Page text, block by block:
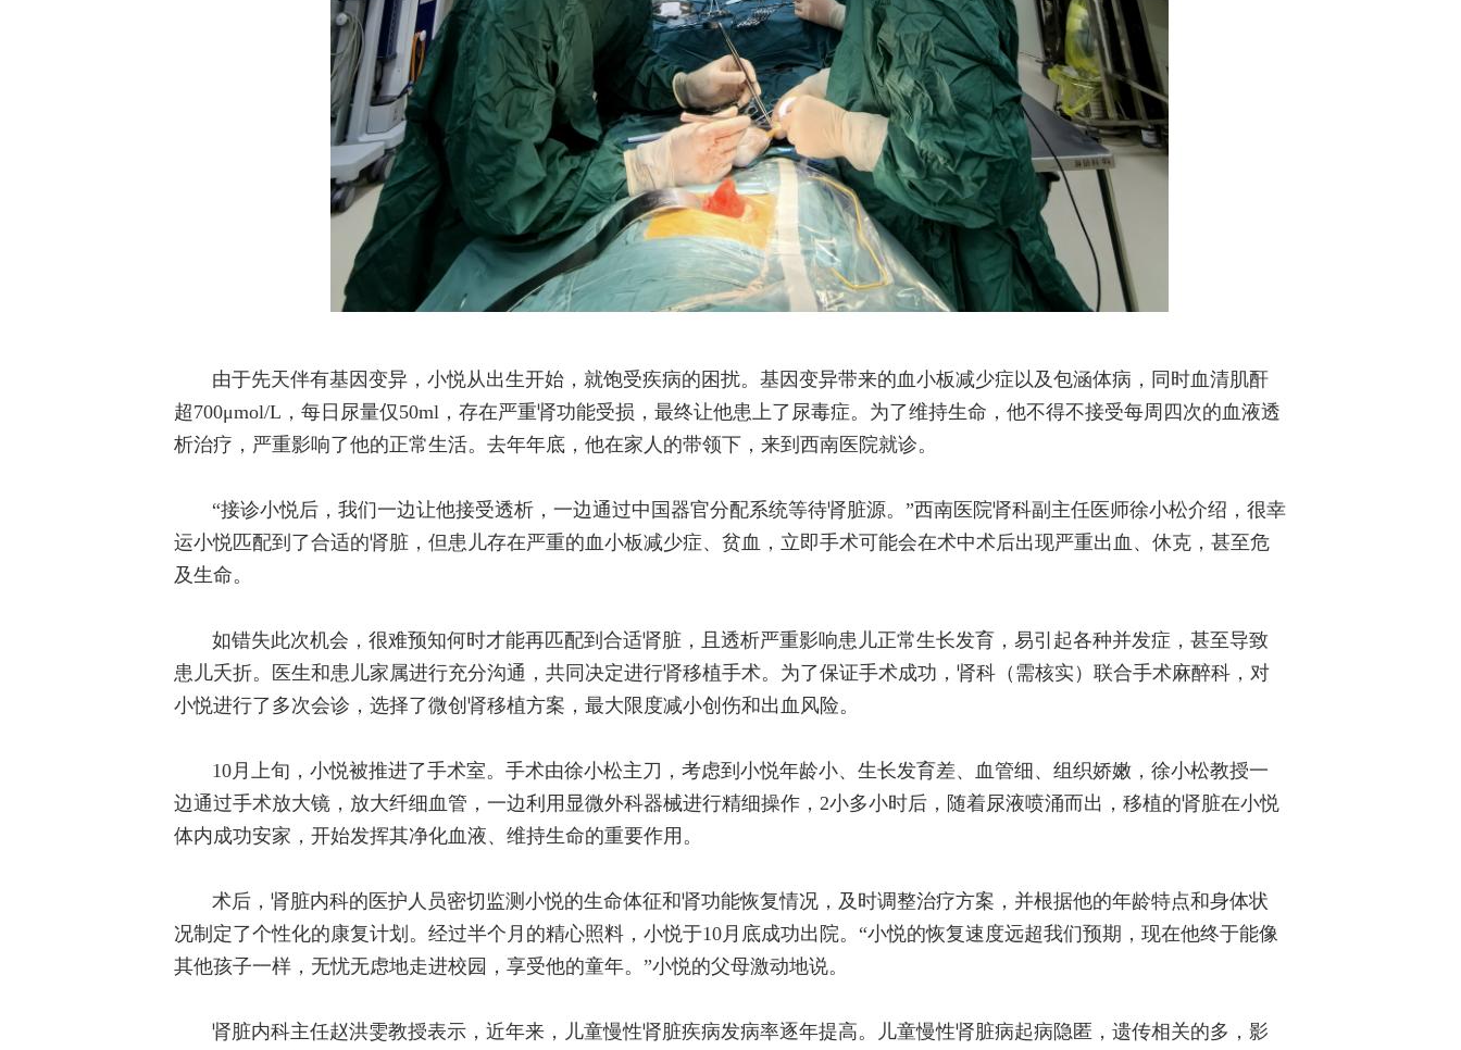
由于先天伴有基因变异，小悦从出生开始，就饱受疾病的困扰。基因变异带来的血小板减少症以及包涵体病，同时血清肌酐
超700μmol/L，每日尿量仅50ml，存在严重肾功能受损，最终让他患上了尿毒症。为了维持生命，他不得不接受每周四次的血液透
析治疗，严重影响了他的正常生活。去年年底，他在家人的带领下，来到西南医院就诊。
“接诊小悦后，我们一边让他接受透析，一边通过中国器官分配系统等待肾脏源。”西南医院肾科副主任医师徐小松介绍，很幸
运小悦匹配到了合适的肾脏，但患儿存在严重的血小板减少症、贫血，立即手术可能会在术中术后出现严重出血、休克，甚至危
及生命。
如错失此次机会，很难预知何时才能再匹配到合适肾脏，且透析严重影响患儿正常生长发育，易引起各种并发症，甚至导致
患儿夭折。医生和患儿家属进行充分沟通，共同决定进行肾移植手术。为了保证手术成功，肾科（需核实）联合手术麻醉科，对
小悦进行了多次会诊，选择了微创肾移植方案，最大限度减小创伤和出血风险。
10月上旬，小悦被推进了手术室。手术由徐小松主刀，考虑到小悦年龄小、生长发育差、血管细、组织娇嫩，徐小松教授一
边通过手术放大镜，放大纤细血管，一边利用显微外科器械进行精细操作，2小多小时后，随着尿液喷涌而出，移植的肾脏在小悦
体内成功安家，开始发挥其净化血液、维持生命的重要作用。
术后，肾脏内科的医护人员密切监测小悦的生命体征和肾功能恢复情况，及时调整治疗方案，并根据他的年龄特点和身体状
况制定了个性化的康复计划。经过半个月的精心照料，小悦于10月底成功出院。“小悦的恢复速度远超我们预期，现在他终于能像
其他孩子一样，无忧无虑地走进校园，享受他的童年。”小悦的父母激动地说。
肾脏内科主任赵洪雯教授表示，近年来，儿童慢性肾脏疾病发病率逐年提高。儿童慢性肾脏病起病隐匿，遗传相关的多，影